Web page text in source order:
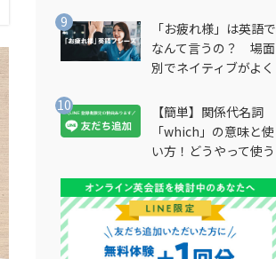
法とは？
「お疲れ様」は英語で
なんて言うの？ 場面
別でネイティブがよく
説
【簡単】関係代名詞
「which」の意味と使
い方！どうやって使う